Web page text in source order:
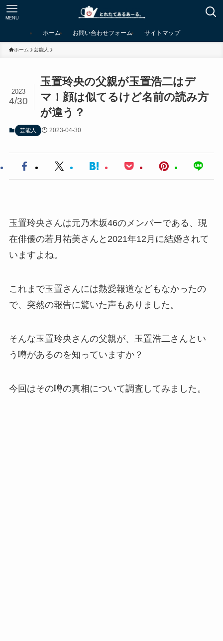
MENU
ホーム お問い合わせフォーム サイトマップ
ホーム 芸能人
玉置玲央の父親が玉置浩二はデ
マ！顔は似てるけど名前の読み方
が違う？
2023
4/30
芸能人 2023-04-30
玉置玲央さんは元乃木坂46のメンバーである、現
在俳優の若月祐美さんと2021年12月に結婚されて
いますよね。
これまで玉置さんには熱愛報道などもなかったの
で、突然の報告に驚いた声もありました。
そんな玉置玲央さんの父親が、玉置浩二さんとい
う噂があるのを知っていますか？
今回はその噂の真相について調査してみました。